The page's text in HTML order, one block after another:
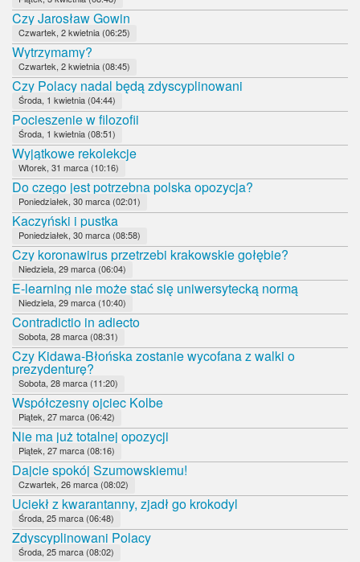
Czy Jarosław Gowin
Czwartek, 2 kwietnia (06:25)
Wytrzymamy?
Czwartek, 2 kwietnia (08:45)
Czy Polacy nadal będą zdyscyplinowani
Środa, 1 kwietnia (04:44)
Pocieszenie w filozofii
Środa, 1 kwietnia (08:51)
Wyjątkowe rekolekcje
Wtorek, 31 marca (10:16)
Do czego jest potrzebna polska opozycja?
Poniedziałek, 30 marca (02:01)
Kaczyński i pustka
Poniedziałek, 30 marca (08:58)
Czy koronawirus przetrzebi krakowskie gołębie?
Niedziela, 29 marca (06:04)
E-learning nie może stać się uniwersytecką normą
Niedziela, 29 marca (10:40)
Contradictio in adiecto
Sobota, 28 marca (08:31)
Czy Kidawa-Błońska zostanie wycofana z walki o
prezydenturę?
Sobota, 28 marca (11:20)
Współczesny ojciec Kolbe
Piątek, 27 marca (06:42)
Nie ma już totalnej opozycji
Piątek, 27 marca (08:16)
Dajcie spokój Szumowskiemu!
Czwartek, 26 marca (08:02)
Uciekł z kwarantanny, zjadł go krokodyl
Środa, 25 marca (06:48)
Zdyscyplinowani Polacy
Środa, 25 marca (08:02)